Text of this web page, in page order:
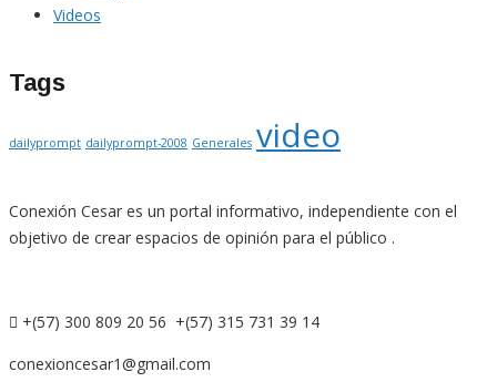
Videos
Tags
dailyprompt dailyprompt-2008 Generales video
Conexión Cesar es un portal informativo, independiente con el
objetivo de crear espacios de opinión para el público .
+(57) 300 809 20 56 +(57) 315 731 39 14
conexioncesar1@gmail.com